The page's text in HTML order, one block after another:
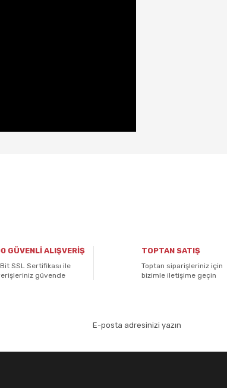
GÜVENLİ ALIŞVERİŞ
SSL Sertifikası ile
güvende
TOPTAN SATIŞ
Toptan siparişleriniz için
bizimle iletişime geçin